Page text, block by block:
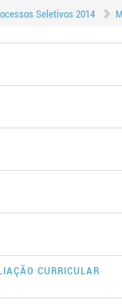
Seletivos 2014
Curricular